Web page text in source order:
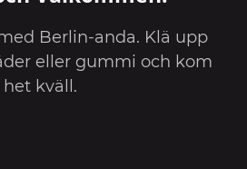
Berlin-anda. Klä upp
eller gummi och kom
kväll.